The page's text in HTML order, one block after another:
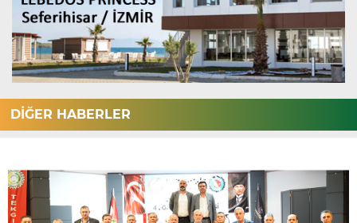
DİĞER HABERLER